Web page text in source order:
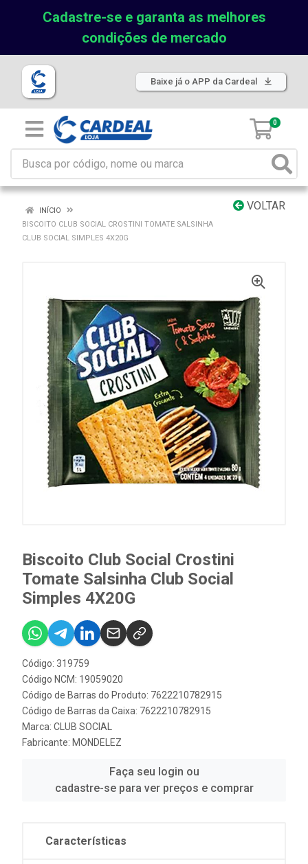
Cadastre-se e garanta as melhores
condições de mercado
Baixe já o APP da Cardeal
0
VOLTAR
INÍCIO
BISCOITO CLUB SOCIAL CROSTINI TOMATE SALSINHA
CLUB SOCIAL SIMPLES 4X20G
Biscoito Club Social Crostini
Tomate Salsinha Club Social
Simples 4X20G
Código: 319759
Código NCM: 19059020
Código de Barras do Produto: 7622210782915
Código de Barras da Caixa: 7622210782915
Marca: CLUB SOCIAL
Fabricante: MONDELEZ
Faça seu login ou
cadastre-se para ver preços e comprar
Características